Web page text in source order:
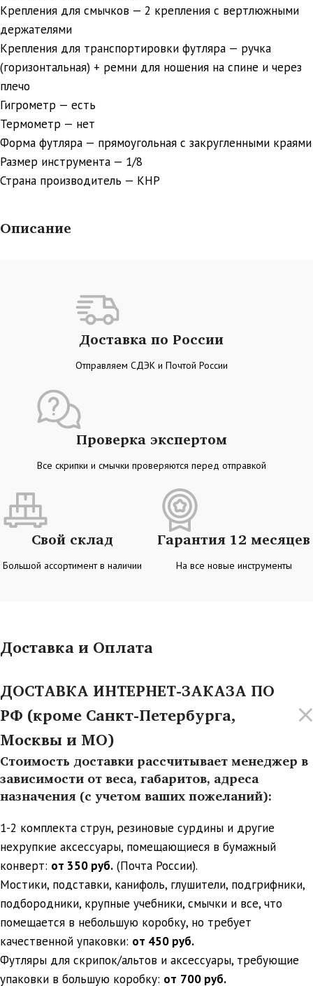
Крепления для смычков — 2 крепления с вертлюжными
держателями
Крепления для транспортировки футляра — ручка
(горизонтальная) + ремни для ношения на спине и через
плечо
Гигрометр — есть
Термометр — нет
Форма футляра — прямоугольная с закругленными краями
Размер инструмента — 1/8
Страна производитель — КНР
Описание
Доставка по России
Отправляем СДЭК и Почтой России
Проверка экспертом
Все скрипки и смычки проверяются перед отправкой
Свой склад
Большой ассортимент в наличии
Гарантия 12 месяцев
На все новые инструменты
Доставка и Оплата
ДОСТАВКА ИНТЕРНЕТ-ЗАКАЗА ПО
РФ (кроме Санкт-Петербурга,
Москвы и МО)
Стоимость доставки рассчитывает менеджер в
зависимости от веса, габаритов, адреса
назначения (с учетом ваших пожеланий):
1-2 комплекта струн, резиновые сурдины и другие
нехрупкие аксессуары, помещающиеся в бумажный
конверт: от 350 руб. (Почта России).
Мостики, подставки, канифоль, глушители, подгрифники,
подбородники, крупные учебники, смычки и все, что
помещается в небольшую коробку, но требует
качественной упаковки: от 450 руб.
Футляры для скрипок/альтов и аксессуары, требующие
упаковки в большую коробку: от 700 руб.